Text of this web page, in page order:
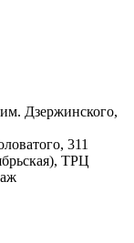
Дзержинского,
311
ТРЦ